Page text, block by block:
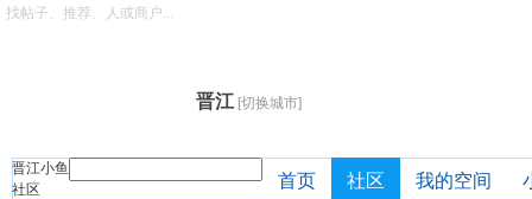
晋江 [切换城市]
晋江小鱼
社区
找帖子、推荐、人或商户...
首页 社区 我的空间